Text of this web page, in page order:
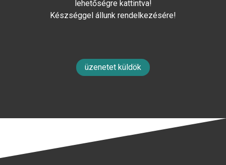
lehetőségre kattintva!
Készséggel állunk rendelkezésére!
üzenetet küldök